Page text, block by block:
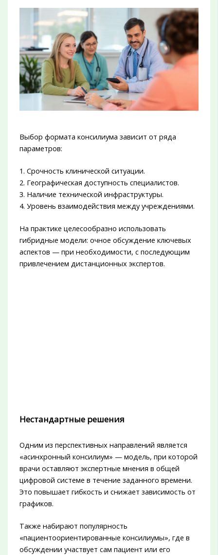
Выбор формата консилиума зависит от ряда
параметров:
1. Срочность клинической ситуации.
2. Географическая доступность специалистов.
3. Наличие технической инфраструктуры.
4. Уровень взаимодействия между учреждениями.
На практике целесообразно использовать
гибридные модели: очное обсуждение ключевых
аспектов — при необходимости, с последующим
привлечением дистанционных экспертов.
Нестандартные решения
Одним из перспективных направлений является
«асинхронный консилиум» — модель, при которой
врачи оставляют экспертные мнения в общей
цифровой системе в течение заданного времени.
Это повышает гибкость и снижает зависимость от
графиков.
Также набирают популярность
«пациентоориентированные консилиумы», где в
обсуждении участвует сам пациент или его